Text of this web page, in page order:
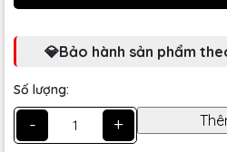
💎Bảo hành sản phẩm
Số lượng:
- +